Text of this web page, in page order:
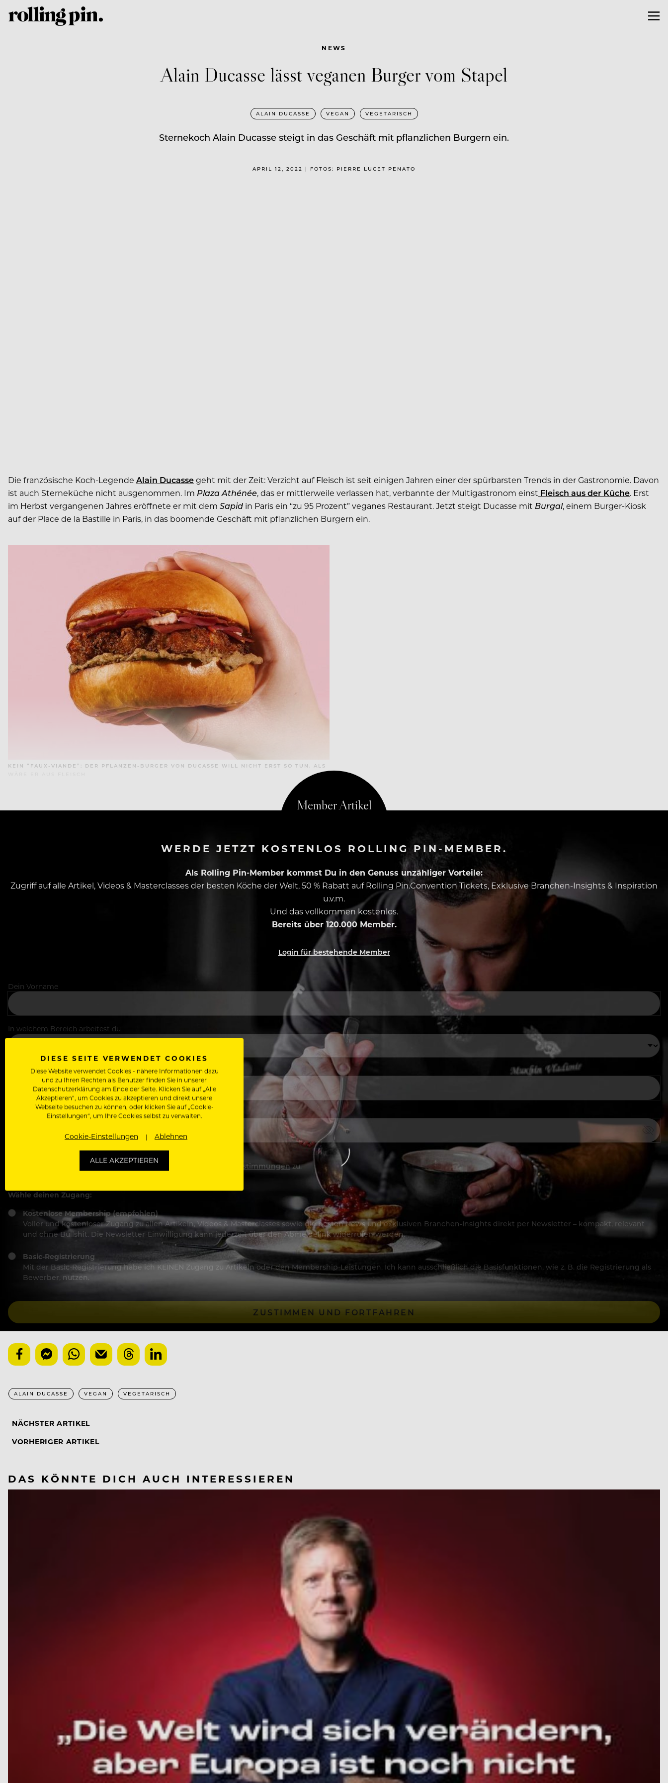
NEWS
Alain Ducasse lässt veganen Burger vom Stapel
ALAIN DUCASSE VEGAN VEGETARISCH
Sternekoch Alain Ducasse steigt in das Geschäft mit pflanzlichen Burgern ein.
APRIL 12, 2022 | FOTOS: PIERRE LUCET PENATO
Die französische Koch-Legende Alain Ducassegeht mit der Zeit: Verzicht auf Fleisch ist seit einigen Jahren einer der spürbarsten Trends in der Gastronomie. Davon
ist auch Sterneküche nicht ausgenommen. Im Plaza Athénée, das er mittlerweile verlassen hat, verbannte der Multigastronom einst Fleisch aus der Küche. Erst
im Herbst vergangenen Jahres eröffnete er mit dem Sapid in Paris ein “zu 95 Prozent” veganes Restaurant. Jetzt steigt Ducasse mit Burgal, einem Burger-Kiosk
auf der Place de la Bastille in Paris, in das boomende Geschäft mit pflanzlichen Burgern ein.
KEIN “FAUX-VIANDE”: DER PFLANZEN-BURGER VON DUCASSE WILL NICHT ERST SO TUN, ALS
WERDE JETZT KOSTENLOS ROLLING PIN-MEMBER.
Als Rolling Pin-Member kommst Du in den Genuss unzähliger Vorteile:
Zugriff auf alle Artikel, Videos & Masterclasses der besten Köche der Welt, 50 % Rabatt auf Rolling Pin.Convention Tickets, Exklusive Branchen-Insights & Inspiration
u.v.m.
Und das vollkommen kostenlos.
Bereits über 120.000 Member.
Login für bestehende Member
Dein Vorname
In welchem Bereich arbeitest du
Deine E-Mail Adresse
Nutzungsbedingungen Datenschutzbestimmungenzu.
Wähle deinen Zugang:
Kostenlose Membership (empfohlen)
Voller und kostenloser Zugang zu allen Artikeln, Videos & Masterclasses sowie die besten News und exklusiven Branchen-Insights direkt per Newsletter – kompakt, relevant
und ohne Bullshit. Die Newsletter-Einwilligung kann jederzeit über den Abmeldelink widerrufen werden.
Basic-Registrierung
Mit der Basic-Registrierung habe ich KEINEN Zugang zu Artikeln oder den Membership-Leistungen. Ich kann ausschließlich die Basisfunktionen, wie z. B. die Registrierung als
Bewerber, nutzen.
ZUSTIMMEN UND FORTFAHREN
ALAIN DUCASSE VEGAN VEGETARISCH
NÄCHSTER ARTIKEL
VORHERIGER ARTIKEL
DAS KÖNNTE DICH AUCH INTERESSIEREN
DIESE SEITE VERWENDET COOKIES
Diese Website verwendet Cookies - nähere Informationen dazu
und zu Ihren Rechten als Benutzer finden Sie in unserer
Datenschutzerklärung am Ende der Seite. Klicken Sie auf „Alle
Akzeptieren“, um Cookies zu akzeptieren und direkt unsere
Webseite besuchen zu können, oder klicken Sie auf „Cookie-
Einstellungen“, um Ihre Cookies selbst zu verwalten.
Cookie-Einstellungen Ablehnen
ALLE AKZEPTIEREN